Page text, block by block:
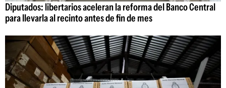
Diputados: libertarios aceleran la reforma del Banco Central
para llevarla al recinto antes de fin de mes